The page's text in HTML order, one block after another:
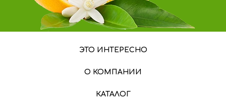
ЭТО ИНТЕРЕСНО
О КОМПАНИИ
КАТАЛОГ